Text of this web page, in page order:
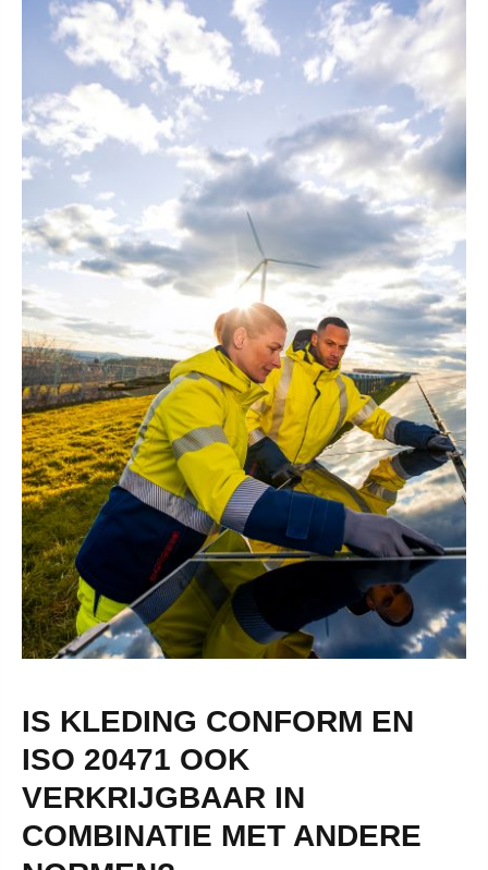
IS KLEDING CONFORM EN
ISO 20471 OOK
VERKRIJGBAAR IN
COMBINATIE MET ANDERE